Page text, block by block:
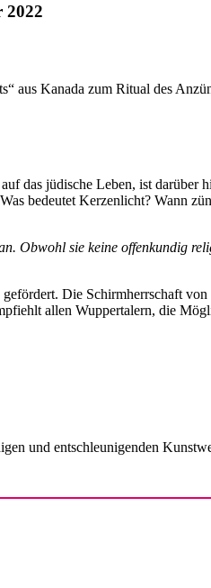
2022
aus Kanada zum Ritual des
das jüdische Leben, ist
bedeutet Kerzenlicht? Wann
Obwohl sie keine
Die Schirmherrschaft
allen Wuppertalern, die
und entschleunigenden